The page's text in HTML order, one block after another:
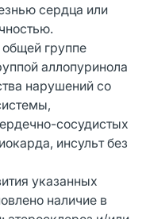
сердца или
группе
аллопуринола
нарушений со
сосудистых
инсульт без
указанных
наличие в